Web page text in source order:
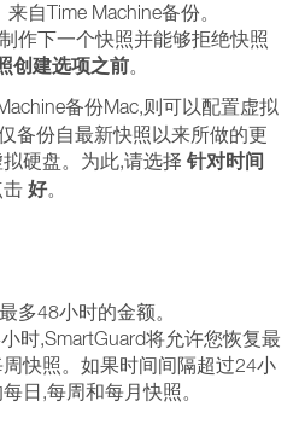
自Time Machine备份。
作下一个快照并能够拒绝快照
创建选项之前。
备份Mac,则可以配置虚拟
备份自最新快照以来所做的更
硬盘。为此,请选择 针对时间
好。
多48小时的金额。
时,SmartGuard将允许您恢复最
快照。如果时间间隔超过24小
日,每周和每月快照。